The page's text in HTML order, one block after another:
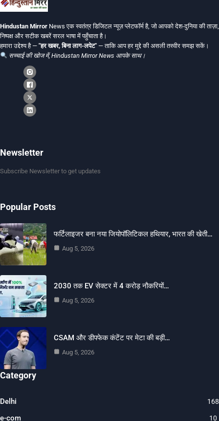
Hindustan Mirror News एक स्वतंत्र डिजिटल न्यूज़ प्लेटफॉर्म है, जो आपको देश-दुनिया की ताज़ा,
निष्पक्ष और सटीक खबरें सरल भाषा में पहुँचाता है।
हमारा उद्देश्य है — "हर खबर, बिना लाग-लपेट" — ताकि आप हर मुद्दे की असली तस्वीर समझ सकें।
सच्चाई की खोज में, Hindustan Mirror News आपके साथ।
Newsletter
Subscribe Newsletter to get updates
Popular Posts
फर्टिलाइजर बना नया जियोपॉलिटिकल हथियार, भारत की खेती…
Aug 5, 2026
2030 तक EV सेक्टर में 4 करोड़ नौकरियों…
Aug 5, 2026
CSAM और डीपफेक कंटेंट पर मेटा की बड़ी…
Aug 5, 2026
Category
Delhi
e-com 10